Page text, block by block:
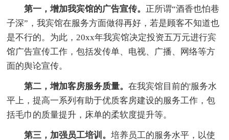
第一，增加我宾馆的广告宣传。 正所谓“酒香也怕巷
子深”，我宾馆在服务方面做得再好，若是顾客不知道也
是不行的。为此，20xx年我宾馆决定投资五万元进行宾
馆广告宣传工作，包括发传单、电视、广播、网络等方
面的舆论宣传。
第二，增加客房服务质量。在我宾馆目前的'服务水
平上，提高一系列有助于优质客房建设的服务工作，包
括毛巾的质量提升，床单的柔软度提升等。
第三，加强员工培训。培养员工的服务水平，以使